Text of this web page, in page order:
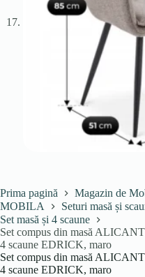
Prima pagină
Magazin de
MOBILA
Seturi masă și
Set masă și 4 scaune
Set compus din masă
4 scaune EDRICK, maro
Set compus din masă
4 scaune EDRICK, maro